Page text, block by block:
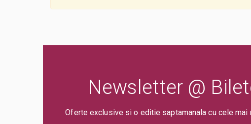
Newsletter @
Oferte exclusive si o editie saptamanala cu cele mai